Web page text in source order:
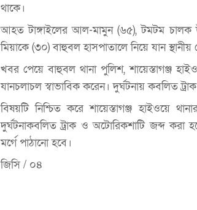
থাকে।
আহত টাঙ্গাইলের আল-মামুন (৬৫), টমটম চালক
মিয়াকে (৩০) বাহুবল হাসপাতালে নিয়ে যান
খবর পেয়ে বাহুবল থানা পুলিশ, শায়েস্তাগঞ্জ
যানচলাচল স্বাভাবিক করেন। দুর্ঘটনায় কবলিত
বিষয়টি নিশ্চিত করে শায়েস্তাগঞ্জ হাইওয়ে
দুর্ঘটনাকবলিত ট্রাক ও অটোরিকশাটি জব্দ করা
মর্গে পাঠানো হবে।
জিসি / ০৪